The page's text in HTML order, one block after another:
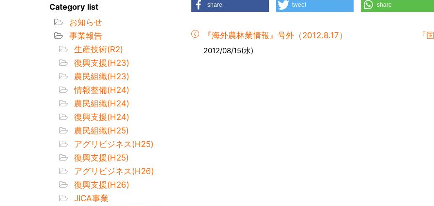
Category list
お知らせ
事業報告
生産技術(R2)
復興支援(H23)
農民組織(H23)
情報整備(H24)
農民組織(H24)
復興支援(H24)
農民組織(H25)
アグリビジネス(H25)
復興支援(H25)
アグリビジネス(H26)
復興支援(H26)
JICA事業
share tweet share
『海外農林業情報』号外（2012.8.17）
2012/08/15(水)
『